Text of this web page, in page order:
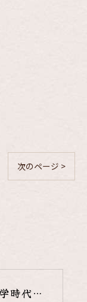
次のページ >
日曜日は、中学時代の、同級生と鮎釣り